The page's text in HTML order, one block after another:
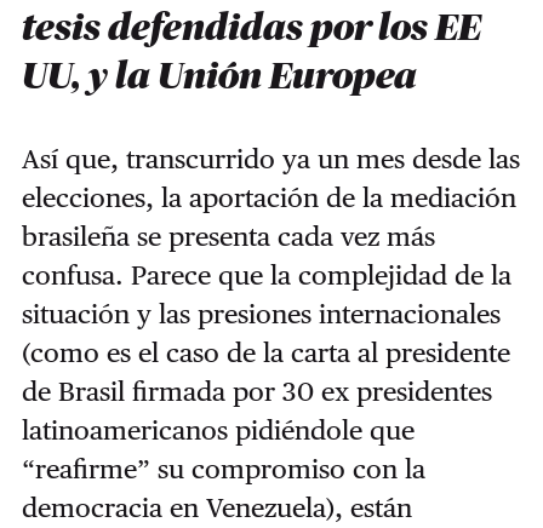
tesis defendidas por los EE
UU, y la Unión Europea
Así que, transcurrido ya un mes desde las
elecciones, la aportación de la mediación
brasileña se presenta cada vez más
confusa. Parece que la complejidad de la
situación y las presiones internacionales
(como es el caso de la carta al presidente
de Brasil firmada por 30 ex presidentes
latinoamericanos pidiéndole que
“reafirme” su compromiso con la
democracia en Venezuela), están